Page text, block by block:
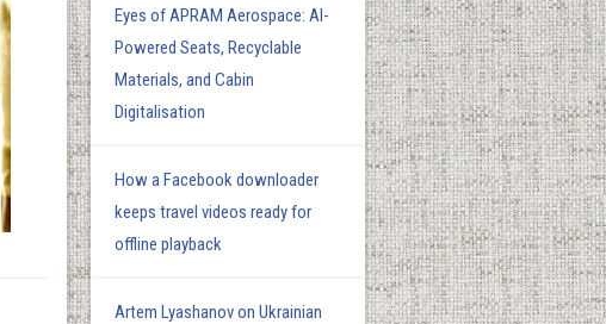
Eyes of APRAM Aerospace: AI-
Powered Seats, Recyclable
Materials, and Cabin
Digitalisation
How a Facebook downloader
keeps travel videos ready for
offline playback
Artem Lyashanov on Ukrainian